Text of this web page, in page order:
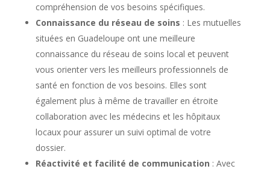
compréhension de vos besoins spécifiques.
Connaissance du réseau de soins : Les mutuelles
situées en Guadeloupe ont une meilleure
connaissance du réseau de soins local et peuvent
vous orienter vers les meilleurs professionnels de
santé en fonction de vos besoins. Elles sont
également plus à même de travailler en étroite
collaboration avec les médecins et les hôpitaux
locaux pour assurer un suivi optimal de votre
dossier.
Réactivité et facilité de communication : Avec